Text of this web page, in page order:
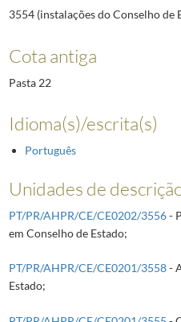
3554 (instalações do Conselho de
Cota antiga
Pasta 22
Idioma(s)/escrita(s)
Português
Unidades de
PT/PR/AHPR/CE/CE0202/3556-
em Conselho de Estado;
PT/PR/AHPR/CE/CE0201/3558-
Estado;